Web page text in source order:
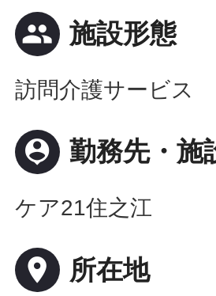
people 施設形態
訪問介護サービス
person_pin 勤務先・施
ケア21住之江
place 所在地